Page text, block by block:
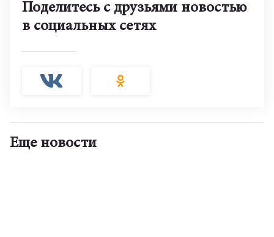
Поделитесь с друзьями новостью
в социальных сетях
Еще новости